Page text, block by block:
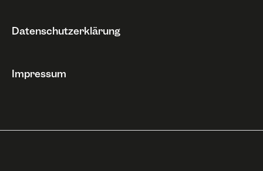
Datenschutzerklärung
Impressum